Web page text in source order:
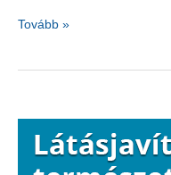
A
Tovább »